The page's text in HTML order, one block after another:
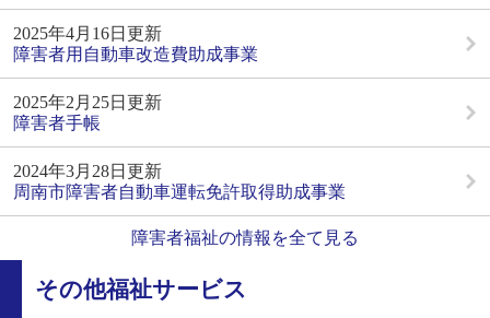
2025年4月16日更新
障害者用自動車改造費助成事業
2025年2月25日更新
障害者手帳
2024年3月28日更新
周南市障害者自動車運転免許取得助成事業
障害者福祉の情報を全て見る
その他福祉サービス